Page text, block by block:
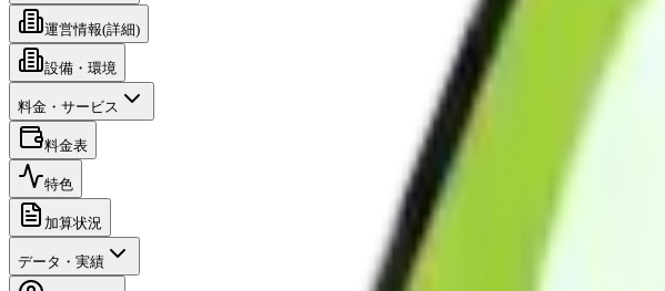
運営情報(詳細)
設備・環境
料金・サービス
料金表
特色
加算状況
データ・実績